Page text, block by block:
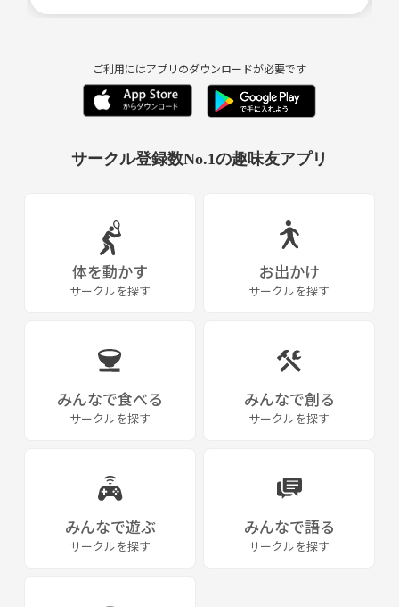
②月に1回程度の全体活動（自由参加）
③3か月に1回程度の発表会
【所属人数】：7チーム20名程度
【平均年齢】：約27歳（22歳～31歳までが所属）
【募集要項】：〇熊本市内もしくは近郊在住の方
「OTOKUMA バンド」などで
検索してください🙆‍♂️
ご利用にはアプリのダウンロードが必要です
サークル登録数No.1の趣味友アプリ
体を動かす
サークルを探す
お出かけ
サークルを探す
みんなで食べる
サークルを探す
みんなで創る
サークルを探す
みんなで遊ぶ
サークルを探す
みんなで語る
サークルを探す